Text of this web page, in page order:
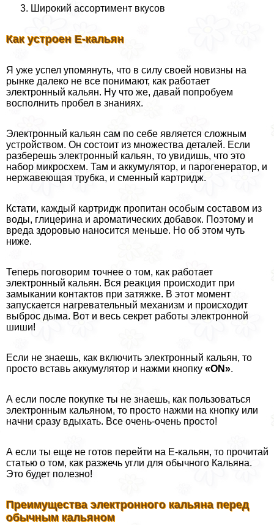
Широкий ассортимент вкусов
Как устроен Е-кальян
Я уже успел упомянуть, что в силу своей новизны на
рынке далеко не все понимают, как работает
электронный кальян. Ну что же, давай попробуем
восполнить пробел в знаниях.
Электронный кальян сам по себе является сложным
устройством. Он состоит из множества деталей. Если
разберешь электронный кальян, то увидишь, что это
набор микросхем. Там и аккумулятор, и парогенератор, и
нержавеющая трубка, и сменный картридж.
Кстати, каждый картридж пропитан особым составом из
воды, глицерина и ароматических добавок. Поэтому и
вреда здоровью наносится меньше. Но об этом чуть
ниже.
Теперь поговорим точнее о том, как работает
электронный кальян. Вся реакция происходит при
замыкании контактов при затяжке. В этот момент
запускается нагревательный механизм и происходит
выброс дыма. Вот и весь секрет работы электронной
шиши!
Если не знаешь, как включить электронный кальян, то
просто вставь аккумулятор и нажми кнопку «ON».
А если после покупке ты не знаешь, как пользоваться
электронным кальяном, то просто нажми на кнопку или
начни сразу вдыхать. Все очень-очень просто!
А если ты еще не готов перейти на Е-кальян, то прочитай
статью о том, как разжечь угли для обычного Кальяна.
Это будет полезно!
Преимущества электронного кальяна перед
обычным кальяном